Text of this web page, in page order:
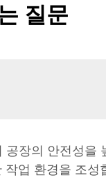
질문
장의 안전성을
업 환경을 조성